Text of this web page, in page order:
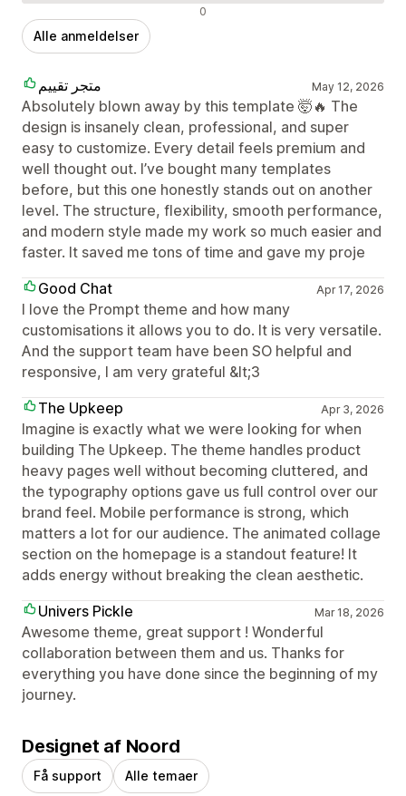
0
Alle anmeldelser
متجر تقييم May 12, 2026
Absolutely blown away by this template 🤯🔥 The
design is insanely clean, professional, and super
easy to customize. Every detail feels premium and
well thought out. I’ve bought many templates
before, but this one honestly stands out on another
level. The structure, flexibility, smooth performance,
and modern style made my work so much easier and
faster. It saved me tons of time and gave my proje
Good Chat
Apr 17, 2026
I love the Prompt theme and how many
customisations it allows you to do. It is very versatile.
And the support team have been SO helpful and
responsive, I am very grateful &lt;3
The Upkeep
Apr 3, 2026
Imagine is exactly what we were looking for when
building The Upkeep. The theme handles product
heavy pages well without becoming cluttered, and
the typography options gave us full control over our
brand feel. Mobile performance is strong, which
matters a lot for our audience. The animated collage
section on the homepage is a standout feature! It
adds energy without breaking the clean aesthetic.
Univers Pickle
Mar 18, 2026
Awesome theme, great support ! Wonderful
collaboration between them and us. Thanks for
everything you have done since the beginning of my
journey.
Designet af Noord
Få support Alle temaer